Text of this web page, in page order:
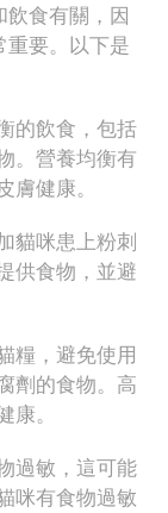
飲食有關，因
重要。以下是
的飲食，包括
。營養均衡有
健康。
貓咪患上粉刺
供食物，並避
糧，避免使用
劑的食物。高
。
過敏，這可能
咪有食物過敏